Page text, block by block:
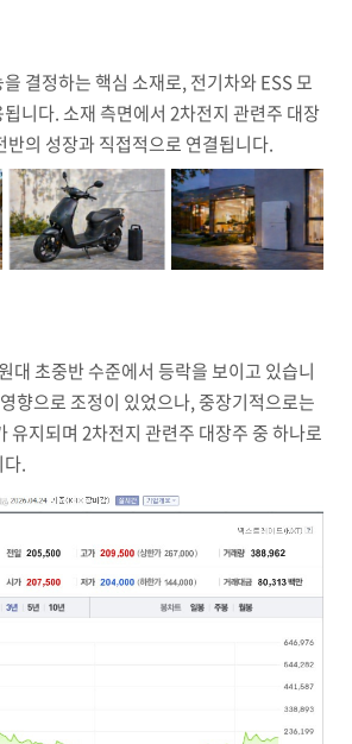
결정하는 핵심 소재로, 전기차와 ESS 모
니다. 소재 측면에서 2차전지 관련주 대장
반의 성장과 직접적으로 연결됩니다.
대 초중반 수준에서 등락을 보이고 있습니
향으로 조정이 있었으나, 중장기적으로는
유지되며 2차전지 관련주 대장주 중 하나로
.